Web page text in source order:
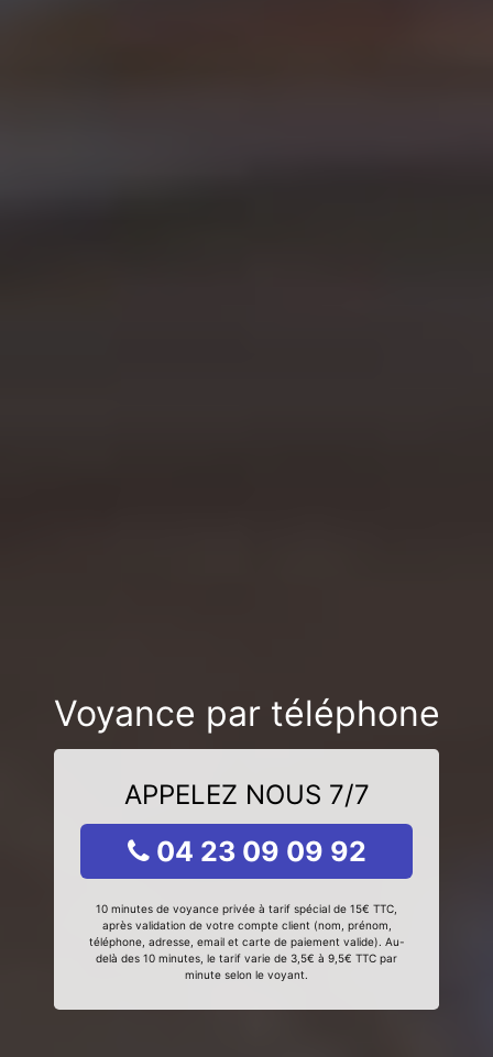
Voyance par téléphone
APPELEZ NOUS 7/7
04 23 09 09 92
10 minutes de voyance privée à tarif spécial de 15€ TTC,
après validation de votre compte client (nom, prénom,
téléphone, adresse, email et carte de paiement valide). Au-
delà des 10 minutes, le tarif varie de 3,5€ à 9,5€ TTC par
minute selon le voyant.